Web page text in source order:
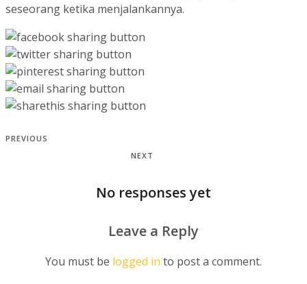
seseorang ketika menjalankannya.
PREVIOUS
NEXT
No responses yet
Leave a Reply
You must be logged in to post a comment.